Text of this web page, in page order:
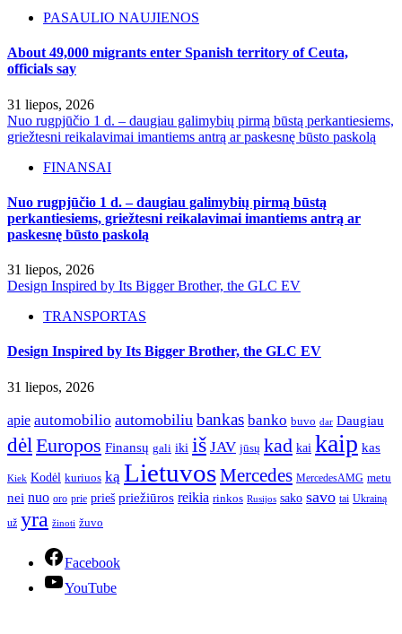
PASAULIO NAUJIENOS
About 49,000 migrants enter Spanish territory of Ceuta,
officials say
31 liepos, 2026
Nuo rugpjūčio 1 d. – daugiau galimybių pirmą būstą perkantiesiems,
griežtesni reikalavimai imantiems antrą ar paskesnę būsto paskolą
FINANSAI
Nuo rugpjūčio 1 d. – daugiau galimybių pirmą būstą
perkantiesiems, griežtesni reikalavimai imantiems antrą ar
paskesnę būsto paskolą
31 liepos, 2026
Design Inspired by Its Bigger Brother, the GLC EV
TRANSPORTAS
Design Inspired by Its Bigger Brother, the GLC EV
31 liepos, 2026
apie automobilio automobiliu bankas banko buvo dar Daugiau
dėl Europos Finansų gali iki iš JAV jūsų kad kai kaip kas
Kiek Kodėl kuriuos ką LietuvosMercedes MercedesAMG metu
nei nuo oro prie prieš priežiūros reikia rinkos Rusijos sako savo tai Ukrainą
už yra žinoti žuvo
Facebook
YouTube